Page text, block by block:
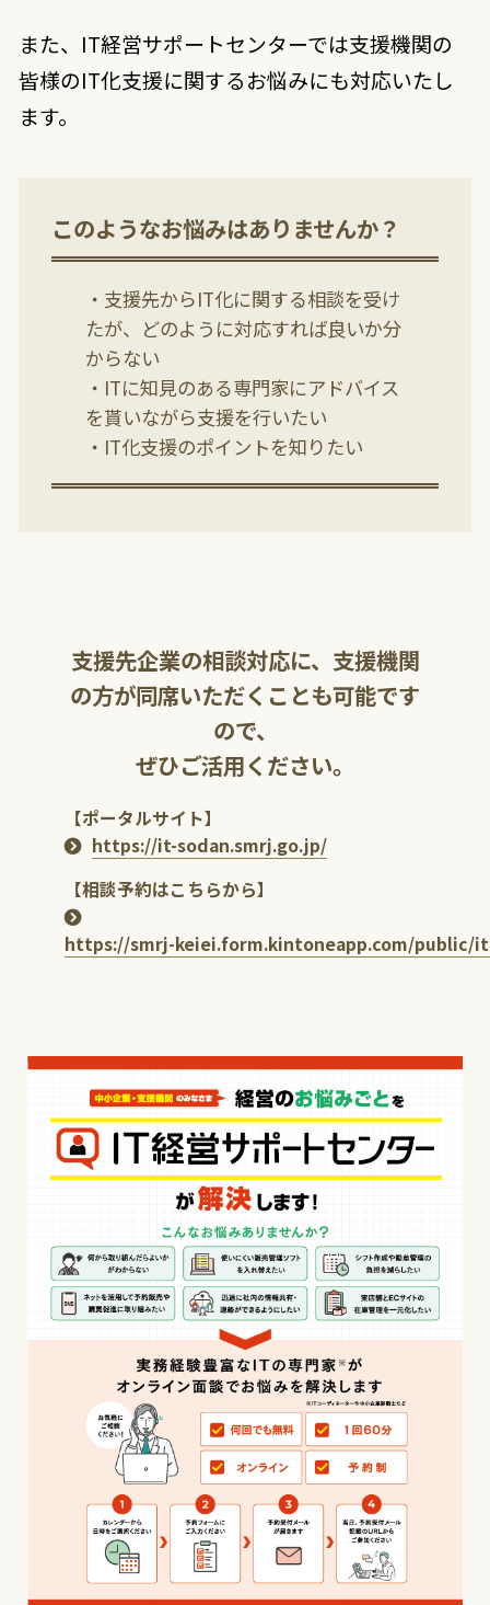
また、IT経営サポートセンターでは支援機関の
皆様のIT化支援に関するお悩みにも対応いたし
ます。
このようなお悩みはありませんか？
・支援先からIT化に関する相談を受け
たが、どのように対応すれば良いか分
からない
・ITに知見のある専門家にアドバイス
を貰いながら支援を行いたい
・IT化支援のポイントを知りたい
支援先企業の相談対応に、支援機関
の方が同席いただくことも可能です
ので、
ぜひご活用ください。
【ポータルサイト】
https://it-sodan.smrj.go.jp/
【相談予約はこちらから】
https://smrj-keiei.form.kintoneapp.com/public/